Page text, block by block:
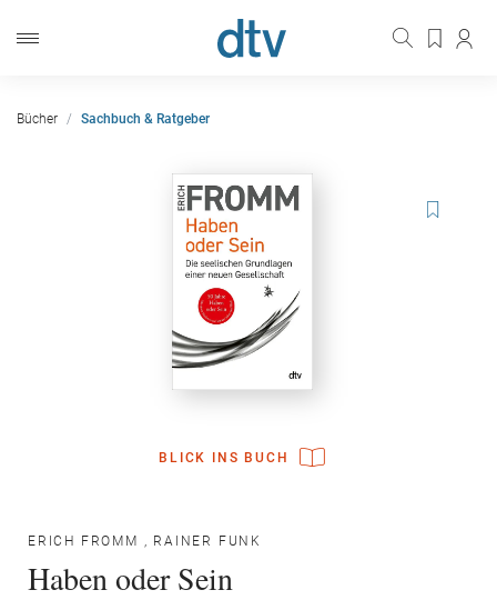
Bücher Sachbuch & Ratgeber
BLICK INS BUCH
ERICH FROMM , RAINER FUNK
Haben oder Sein